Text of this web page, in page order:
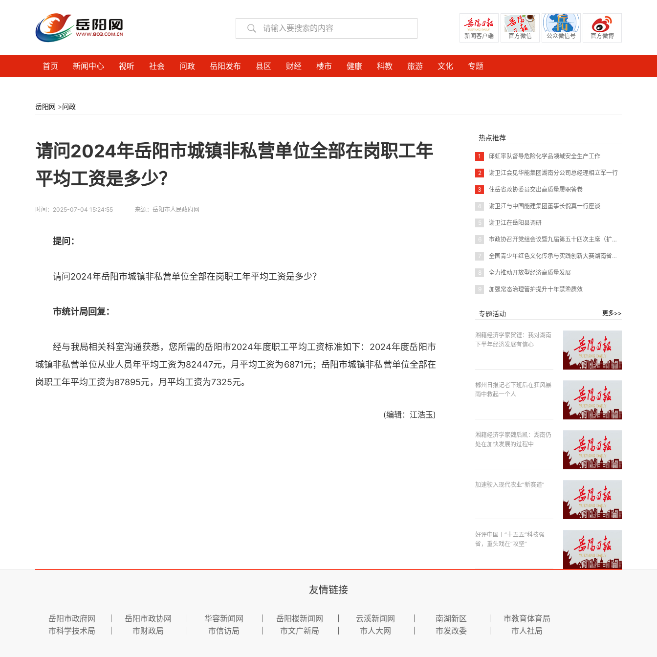
新闻客户端 官方微信 公众微信号 官方微博
首页 新闻中心 视听 社会 问政 岳阳发布 县区 财经 楼市 健康 科教 旅游 文化 专题
岳阳网 >问政
请问2024年岳阳市城镇非私营单位全部在岗职工年
平均工资是多少？
时间： 2025-07-04 15:24:55 来源： 岳阳市人民政府网
提问：
请问2024年岳阳市城镇非私营单位全部在岗职工年平均工资是多少？
市统计局回复：
经与我局相关科室沟通获悉，您所需的岳阳市2024年度职工平均工资标准如下：2024年度岳阳市
城镇非私营单位从业人员年平均工资为82447元，月平均工资为6871元；岳阳市城镇非私营单位全部在
岗职工年平均工资为87895元，月平均工资为7325元。
(编辑：江浩玉)
热点推荐
1 邱虹率队督导危险化学品领域安全生产工作
2 谢卫江会见华能集团湖南分公司总经理相立军一行
3 住岳省政协委员交出高质量履职答卷
4 谢卫江与中国能建集团董事长倪真一行座谈
5 谢卫江在岳阳县调研
6 市政协召开党组会议暨九届第五十四次主席（扩大）会议
7 全国青少年红色文化传承与实践创新大赛湖南省赛在岳阳圆满闭幕
8 全力推动开放型经济高质量发展
9 加强常态治理管护提升十年禁渔质效
专题活动 更多>>
湘籍经济学家贺铿：我对湖南
下半年经济发展有信心
郴州日报记者下班后在狂风暴
雨中救起一个人
湘籍经济学家魏后凯：湖南仍
处在加快发展的过程中
加速驶入现代农业“新赛道”
好评中国丨“十五五”科技强
省，重头戏在“攻坚”
友情链接
岳阳市政府网 岳阳市政协网 华容新闻网 岳阳楼新闻网 云溪新闻网 南湖新区
市教育体育局
市科学技术局
市财政局 市信访局 市文广新局 市人大网 市发改委 市人社局